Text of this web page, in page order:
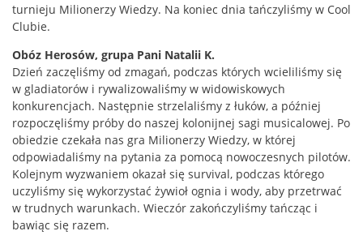
turnieju Milionerzy Wiedzy. Na koniec dnia tańczyliśmy w Cool
Clubie.
Obóz Herosów, grupa Pani Natalii K.
Dzień zaczęliśmy od zmagań, podczas których wcieliliśmy się
w gladiatorów i rywalizowaliśmy w widowiskowych
konkurencjach. Następnie strzelaliśmy z łuków, a później
rozpoczęliśmy próby do naszej kolonijnej sagi musicalowej. Po
obiedzie czekała nas gra Milionerzy Wiedzy, w której
odpowiadaliśmy na pytania za pomocą nowoczesnych pilotów.
Kolejnym wyzwaniem okazał się survival, podczas którego
uczyliśmy się wykorzystać żywioł ognia i wody, aby przetrwać
w trudnych warunkach. Wieczór zakończyliśmy tańcząc i
bawiąc się razem.